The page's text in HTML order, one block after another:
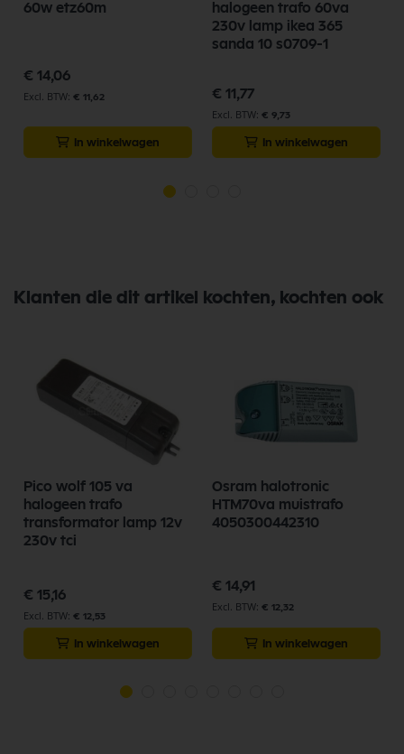
60w etz60m
€ 14,06
€ 11,62
In winkelwagen
halogeen trafo 60va
230v lamp ikea 365
sanda 10 s0709-1
€ 11,77
€ 9,73
In winkelwagen
Klanten die dit artikel kochten, kochten ook
Pico wolf 105 va
halogeen trafo
transformator lamp 12v
230v tci
€ 15,16
€ 12,53
In winkelwagen
Osram halotronic
HTM70va muistrafo
4050300442310
€ 14,91
€ 12,32
In winkelwagen